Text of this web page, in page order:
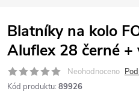
Blatníky na kolo
Aluflex 28 černé +
Neohodnoceno
Kód produktu: 89926